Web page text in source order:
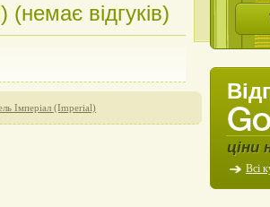
(немає відгуків)
Імперіал (Іmperial)
ціни
Всі